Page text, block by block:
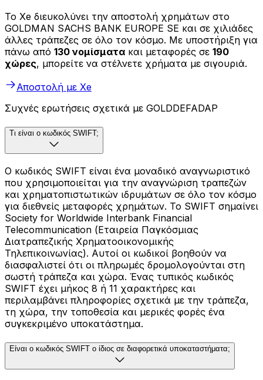
Το Xe διευκολύνει την αποστολή χρημάτων στο
GOLDMAN SACHS BANK EUROPE SE και σε χιλιάδες
άλλες τράπεζες σε όλο τον κόσμο. Με υποστήριξη για
πάνω από 130 νομίσματα και μεταφορές σε 190
χώρες, μπορείτε να στέλνετε χρήματα με σιγουριά.
Αποστολή με Xe
Συχνές ερωτήσεις σχετικά με GOLDDEFADAP
Τι είναι ο κωδικός SWIFT;
Ο κωδικός SWIFT είναι ένα μοναδικό αναγνωριστικό
που χρησιμοποιείται για την αναγνώριση τραπεζών
και χρηματοπιστωτικών ιδρυμάτων σε όλο τον κόσμο
για διεθνείς μεταφορές χρημάτων. Το SWIFT σημαίνει
Society for Worldwide Interbank Financial
Telecommunication (Εταιρεία Παγκόσμιας
Διατραπεζικής Χρηματοοικονομικής
Τηλεπικοινωνίας). Αυτοί οι κωδικοί βοηθούν να
διασφαλιστεί ότι οι πληρωμές δρομολογούνται στη
σωστή τράπεζα και χώρα. Ένας τυπικός κωδικός
SWIFT έχει μήκος 8 ή 11 χαρακτήρες και
περιλαμβάνει πληροφορίες σχετικά με την τράπεζα,
τη χώρα, την τοποθεσία και μερικές φορές ένα
συγκεκριμένο υποκατάστημα.
Είναι ο κωδικός SWIFT ο ίδιος σε διαφορετικά υποκαταστήματα;